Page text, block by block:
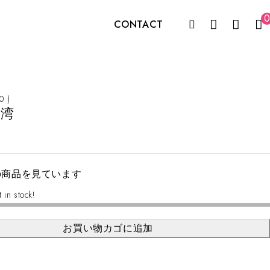
CONTACT 0
)
品を見ています
in stock!
お買い物カゴに追加